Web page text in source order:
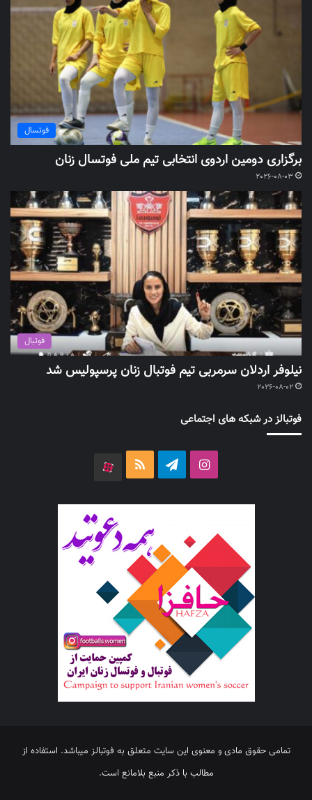
فوتسال
برگزاری دومین اردوی انتخابی تیم ملی فوتسال زنان
2026-08-03
فوتبال
نیلوفر اردلان سرمربی تیم فوتبال زنان پرسپولیس شد
2026-08-02
فوتبالز در شبکه های اجتماعی
اینستاگرامتلگرام خوراک
تمامی حقوق مادی و معنوی این سایت متعلق به فوتبالز میباشد. استفاده از
مطالب با ذکر منبع بلامانع است.